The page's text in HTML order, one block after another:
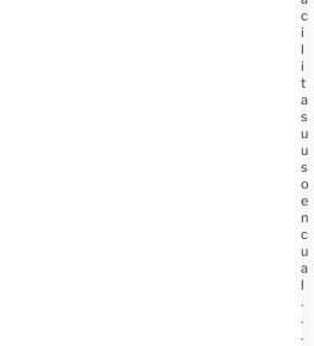
c
i
l
i
t
a
s
u
u
s
o
e
n
c
u
a
l
.
.
.